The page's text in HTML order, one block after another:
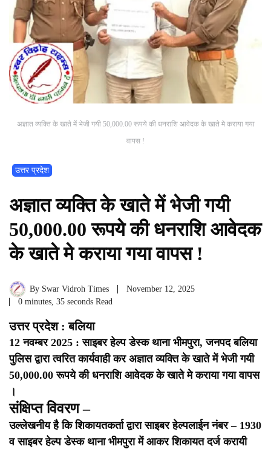
अज्ञात व्यक्ति के खाते में भेजी गयी 50,000.00 रूपये की धनराशि आवेदक के खाते मे कराया गया
वापस !
उत्तर प्रदेश
अज्ञात व्यक्ति के खाते में भेजी गयी
50,000.00 रूपये की धनराशि आवेदक
के खाते मे कराया गया वापस !
By Swar Vidroh Times
November 12, 2025
0 minutes, 35 seconds Read
उत्तर प्रदेश : बलिया
12 नवम्बर 2025 : साइबर हेल्प डेस्क थाना भीमपुरा, जनपद बलिया
पुलिस द्वारा त्वरित कार्यवाही कर अज्ञात व्यक्ति के खाते में भेजी गयी
50,000.00 रूपये की धनराशि आवेदक के खाते मे कराया गया वापस
।
संक्षिप्त विवरण –
उल्लेखनीय है कि शिकायतकर्ता द्वारा साइबर हेल्पलाईन नंबर – 1930
व साइबर हेल्प डेस्क थाना भीमपुरा में आकर शिकायत दर्ज करायी